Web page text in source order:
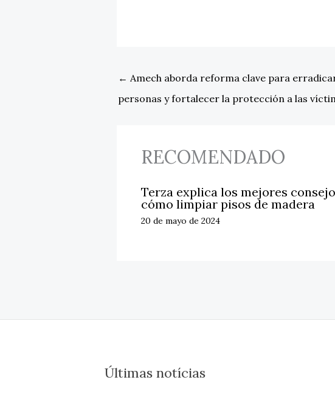
← Amech aborda reforma clave para
personas y fortalecer la protección a las
RECOMENDADO
Terza explica los mejores
cómo limpiar pisos de madera
20 de mayo de 2024
Últimas notícias